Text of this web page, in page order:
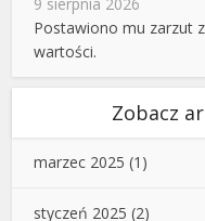
9 sierpnia 2026
Postawiono mu zarzut
wartości.
Zobacz
marzec 2025 (1)
styczeń 2025 (2)